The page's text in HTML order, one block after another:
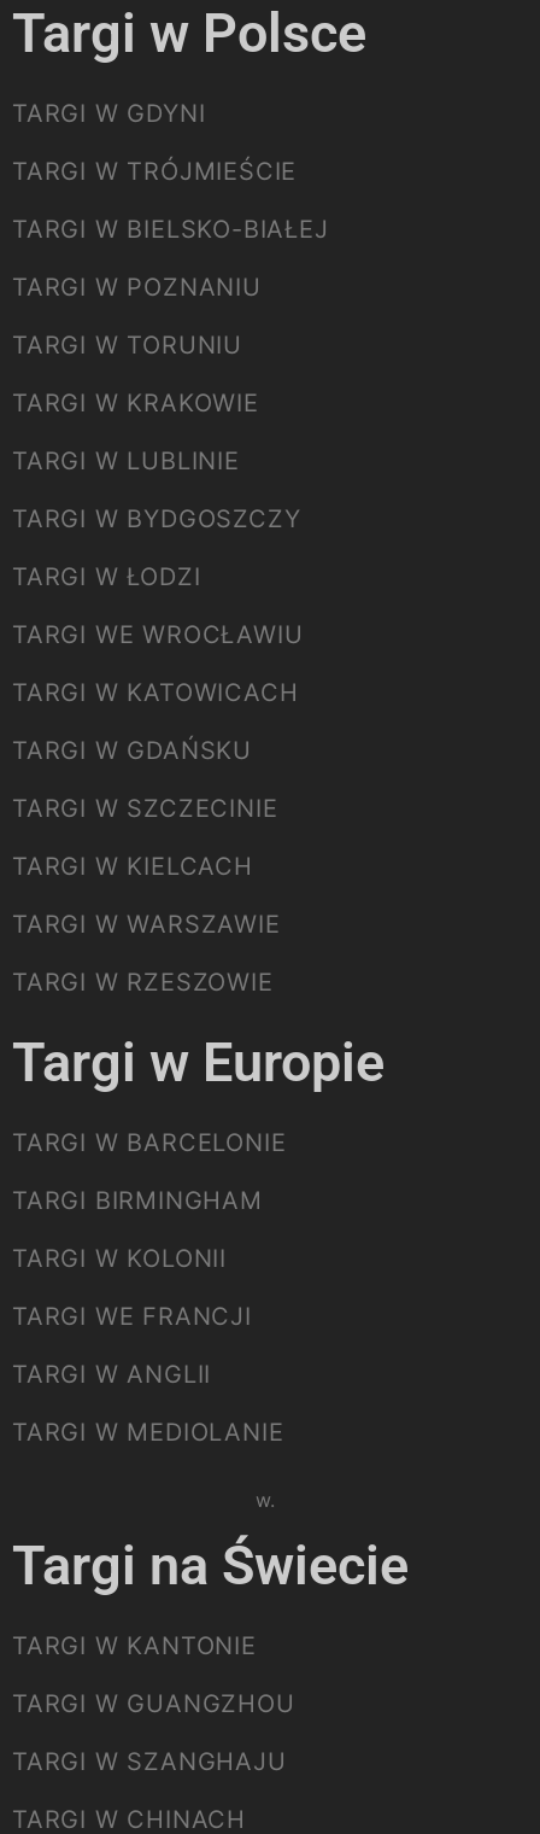
Targi w Polsce
TARGI W GDYNI
TARGI W TRÓJMIEŚCIE
TARGI W BIELSKO-BIAŁEJ
TARGI W POZNANIU
TARGI W TORUNIU
TARGI W KRAKOWIE
TARGI W LUBLINIE
TARGI W BYDGOSZCZY
TARGI W ŁODZI
TARGI WE WROCŁAWIU
TARGI W KATOWICACH
TARGI W GDAŃSKU
TARGI W SZCZECINIE
TARGI W KIELCACH
TARGI W WARSZAWIE
TARGI W RZESZOWIE
Targi w Europie
TARGI W BARCELONIE
TARGI BIRMINGHAM
TARGI W KOLONII
TARGI WE FRANCJI
TARGI W ANGLII
TARGI W MEDIOLANIE
Please select listing to show.
Targi na Świecie
TARGI W KANTONIE
TARGI W GUANGZHOU
TARGI W SZANGHAJU
TARGI W CHINACH